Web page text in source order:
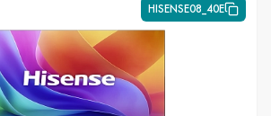
HISENSE08_40E